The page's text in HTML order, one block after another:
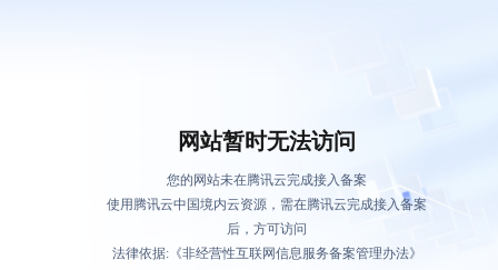
网站暂时无法访问
您的网站未在腾讯云完成接入备案
使用腾讯云中国境内云资源，需在腾讯云完成接入备案
后，方可访问
法律依据:《非经营性互联网信息服务备案管理办法》